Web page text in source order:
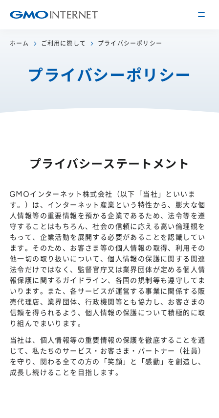
トップメッセージ
サービス
IRライブラリー
株式・格付情報
株主総会
IRカレンダー
よくあるご質問
採用情報
働く環境を知る
仕事を知る
会社を知る
人を知る
地域採用
障がい者採用
キャリア/アルバイト採用
新卒採用
ホーム ご利用に際して プライバシーポリシー
プライバシーポリシー
プライバシーステートメント
GMOインターネット株式会社（以下「当社」といいま
す。）は、インターネット産業という特性から、膨大な個
人情報等の重要情報を預かる企業であるため、法令等を遵
守することはもちろん、社会の信頼に応える高い倫理観を
もって、企業活動を展開する必要があることを認識してい
ます。そのため、お客さま等の個人情報の取得、利用その
他一切の取り扱いについて、個人情報の保護に関する関連
法令だけではなく、監督官庁又は業界団体が定める個人情
報保護に関するガイドライン、各国の規制等も遵守してま
いります。また、各サービスが運営する事業に関係する販
売代理店、業界団体、行政機関等とも協力し、お客さまの
信頼を得られるよう、個人情報の保護について積極的に取
り組んでまいります。
当社は、個人情報等の重要情報の保護を徹底することを通
じて、私たちのサービス・お客さま・パートナー（社員）
を守り、関わる全ての方の「笑顔」と「感動」を創造し、
成長し続けることを目指します。